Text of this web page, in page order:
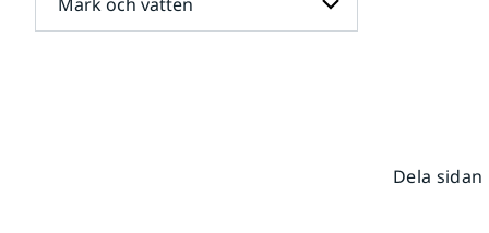
till
havs
Undersidor
för
Dela sidan